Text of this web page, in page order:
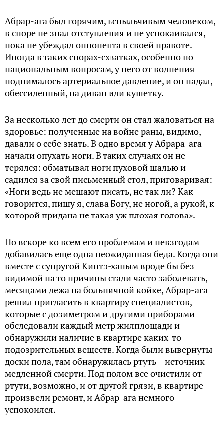
Абрар-ага был горячим, вспыльчивым человеком,
в споре не знал отступления и не успокаивался,
пока не убеждал оппонента в своей правоте.
Иногда в таких спорах-схватках, особенно по
национальным вопросам, у него от волнения
поднималось артериальное давление, и он падал,
обессиленный, на диван или кушетку.
За несколько лет до смерти он стал жаловаться на
здоровье: полученные на войне раны, видимо,
давали о себе знать. В одно время у Абрара-ага
начали опухать ноги. В таких случаях он не
терялся: обматывал ноги пуховой шалью и
садился за свой письменный стол, приговаривая:
«Ноги ведь не мешают писать, не так ли? Как
говорится, пишу я, слава Богу, не ногой, а рукой, к
которой придана не такая уж плохая голова».
Но вскоре ко всем его проблемам и невзгодам
добавилась еще одна неожиданная беда. Когда они
вместе с супругой Кинтэ-ханым вроде бы без
видимой на то причины стали часто заболевать,
месяцами лежа на больничной койке, Абрар-ага
решил пригласить в квартиру специалистов,
которые с дозиметром и другими приборами
обследовали каждый метр жилплощади и
обнаружили наличие в квартире каких-то
подозрительных веществ. Когда были вывернуты
доски пола, там обнаружилась ртуть – источник
медленной смерти. Под полом все очистили от
ртути, возможно, и от другой грязи, в квартире
произвели ремонт, и Абрар-ага немного
успокоился.